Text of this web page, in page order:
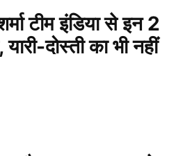
टीम इंडिया से इन 2
दोस्ती का भी नहीं